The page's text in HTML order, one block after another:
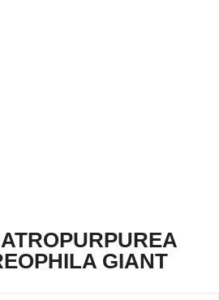
GIANT